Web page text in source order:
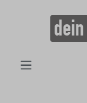
springen